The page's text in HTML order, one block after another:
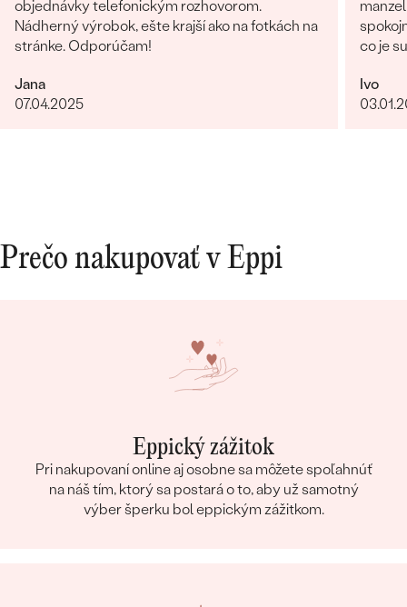
objednávky telefonickým rozhovorom.
Nádherný výrobok, ešte krajší ako na fotkách na
stránke. Odporúčam!
Jana
07.04.2025
co je
fotka
Ivo
Prečo nakupovať v Eppi
Eppický zážitok
Pri nakupovaní online aj osobne sa môžete spoľahnúť
na náš tím, ktorý sa postará o to, aby už samotný
výber šperku bol eppickým zážitkom.